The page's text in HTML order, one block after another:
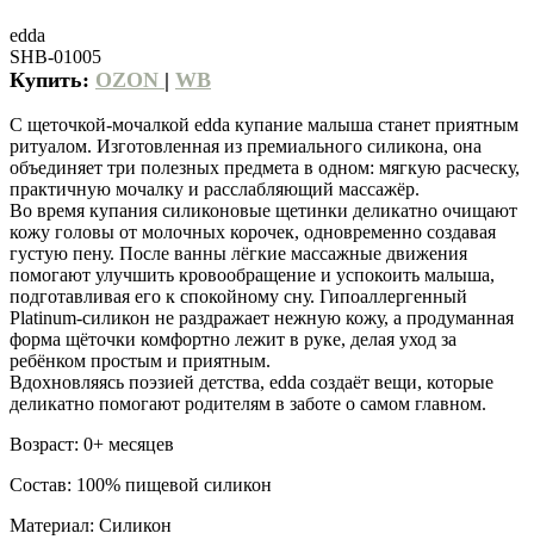
edda
SHB-01005
Купить: OZON | WB
С щеточкой-мочалкой edda купание малыша станет приятным
ритуалом. Изготовленная из премиального силикона, она
объединяет три полезных предмета в одном: мягкую расческу,
практичную мочалку и расслабляющий массажёр.
Во время купания силиконовые щетинки деликатно очищают
кожу головы от молочных корочек, одновременно создавая
густую пену. После ванны лёгкие массажные движения
помогают улучшить кровообращение и успокоить малыша,
подготавливая его к спокойному сну. Гипоаллергенный
Platinum-силикон не раздражает нежную кожу, а продуманная
форма щёточки комфортно лежит в руке, делая уход за
ребёнком простым и приятным.
Вдохновляясь поэзией детства, edda создаёт вещи, которые
деликатно помогают родителям в заботе о самом главном.
Возраст: 0+ месяцев
Состав: 100% пищевой силикон
Материал: Силикон